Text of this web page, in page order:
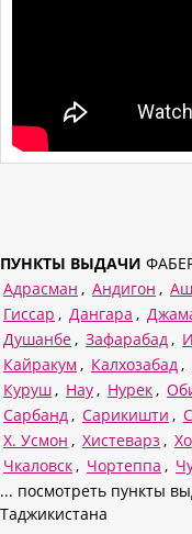
ПУНКТЫ ВЫДАЧИ
Адрасман , Андигон ,
Гиссар , Дангара ,
Душанбе , Зафарабад ,
Кайракум , Калхозабад ,
Куруш , Нау , Нурек ,
Сарбанд , Сарикишти ,
Х. Усмон , Хистеварз ,
Чкаловск , Чортеппа ,
... посмотреть пункты
Таджикистана